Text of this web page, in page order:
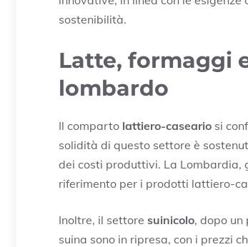
sostenibilità.
Latte, formaggi
lombardo
Il comparto lattiero-caseario si
solidità di questo settore è
dei costi produttivi. La Lombardia,
riferimento per i prodotti lattiero-
Inoltre, il settore suinicolo, dopo
suina sono in ripresa, con i prezzi